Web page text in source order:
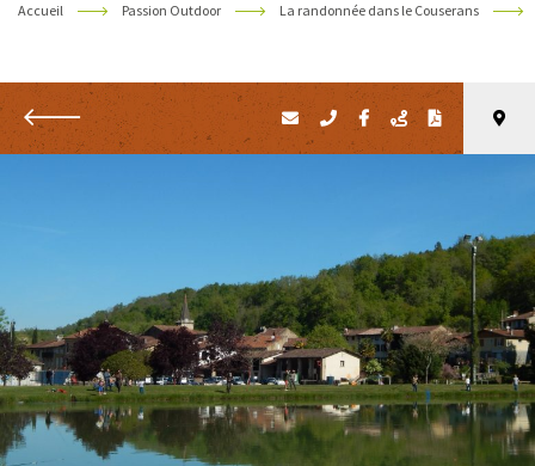
Accueil Passion Outdoor La randonnée dans le Couserans
Retour